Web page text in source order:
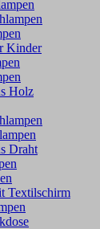
Kinder
Holz
Draht
Textilschirm